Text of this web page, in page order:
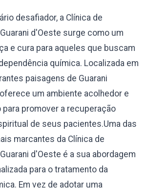
desafiador, a Clínica de
d'Oeste surge como um
e cura para aqueles que buscam
química. Localizada em
paisagens de Guarani
um ambiente acolhedor e
promover a recuperação
de seus pacientes.Uma das
marcantes da Clínica de
d'Oeste é a sua abordagem
para o tratamento da
Em vez de adotar uma